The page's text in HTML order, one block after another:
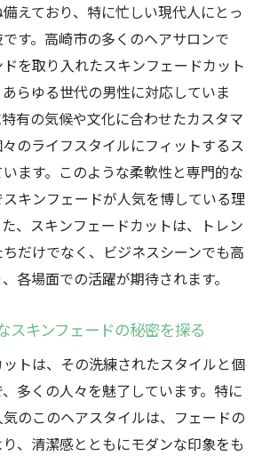
ェードが高崎市で注目される理由
ンドを追求するためにスキンフェ
ぶ
スキンフェードを試す価値
ェードでトレンドを先取り
スキンフェードを楽しむ人々の声
ンフェードカットで個性を表現す
ける
ェードで個性を引き出すテクニッ
ェードで自分らしさを表現する
できるスキンフェードのスタイル
性をスキンフェードに反映する
ェードカットで高崎市の街を歩く
えており、特に忙しい現代人にとっ
す。高崎市の多くのヘアサロンで
を取り入れたスキンフェードカット
らゆる世代の男性に対応していま
有の気候や文化に合わせたカスタマ
のライフスタイルにフィットするス
ます。このような柔軟性と専門的な
キンフェードが人気を博している理
、スキンフェードカットは、トレン
だけでなく、ビジネスシーンでも高
各場面での活躍が期待されます。
スキンフェードの秘密を探る
トは、その洗練されたスタイルと個
多くの人々を魅了しています。特に
のこのヘアスタイルは、フェードの
、清潔感とともにモダンな印象をも